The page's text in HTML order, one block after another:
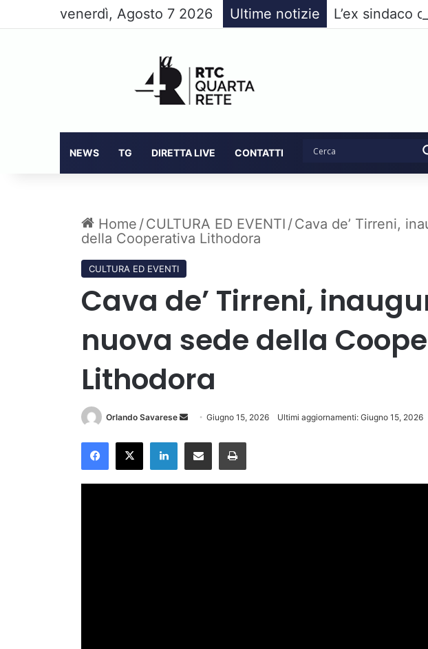
venerdì, Agosto 7 2026 Ultime notizie
NEWS TG DIRETTA LIVE CONTATTI
Home /CULTURA ED EVENTI /Cava de’ Tirreni,
della Cooperativa Lithodora
CULTURA ED EVENTI
Cava de’ Tirreni,
nuova sede della
Lithodora
Orlando Savarese
Invia Giugno 15, 2026 Ultimi aggiornamenti: Giugno 15, 2026
Facebook
X LinkedIn
Condividi via EmailStampa